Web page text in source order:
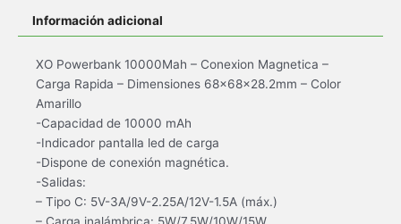
Información adicional
XO Powerbank 10000Mah – Conexion Magnetica –
Carga Rapida – Dimensiones 68x68x28.2mm – Color
Amarillo
-Capacidad de 10000 mAh
-Indicador pantalla led de carga
-Dispone de conexión magnética.
-Salidas:
– Tipo C: 5V-3A/9V-2.25A/12V-1.5A (máx.)
– Carga inalámbrica: 5W/7,5W/10W/15W